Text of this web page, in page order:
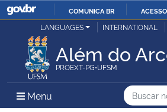
IR
O
COMUNICA BR
Ministério da Justiça e Segurança Pública
Ministério da Defesa
LANGUAGES INTERNATIONAL
Além do
PROEXT-PG•UFSM
Menu Menu Principal do Sítio
Busca
Busca: